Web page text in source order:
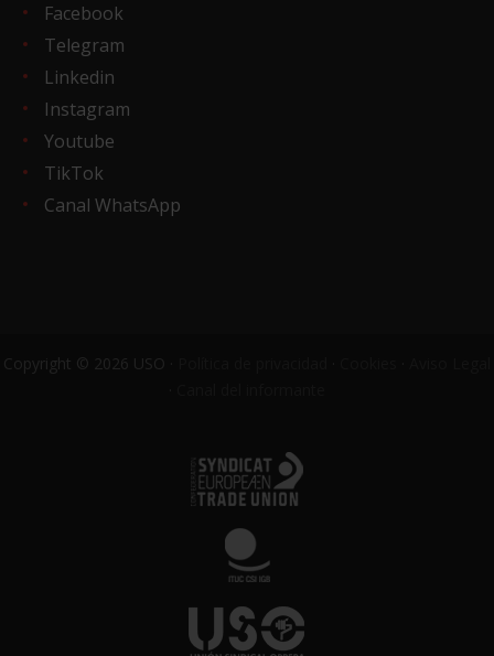
Facebook
Telegram
Linkedin
Instagram
Youtube
TikTok
Canal WhatsApp
Copyright © 2026 USO ·